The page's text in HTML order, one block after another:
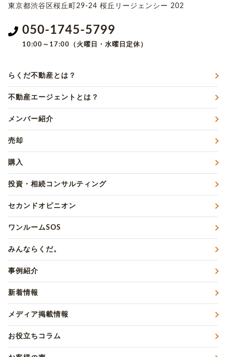
東京都渋谷区桜丘町29-24 桜丘リージェンシー 202
050-1745-5799
10:00～17:00（火曜日・水曜日定休）
らくだ不動産とは？
不動産エージェントとは？
メンバー紹介
売却
購入
投資・相続コンサルティング
セカンドオピニオン
ワンルームSOS
みんならくだ。
事例紹介
新着情報
メディア掲載情報
お役立ちコラム